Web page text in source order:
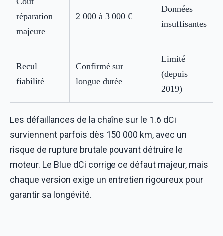
réparation
majeure
2 000 à 3 000 €
Données
insuffisantes
Recul
fiabilité
Confirmé sur
longue durée
Limité
(depuis
2019)
Les défaillances de la chaîne sur le 1.6 dCi
surviennent parfois dès 150 000 km, avec un
risque de rupture brutale pouvant détruire le
moteur. Le Blue dCi corrige ce défaut majeur, mais
chaque version exige un entretien rigoureux pour
garantir sa longévité.